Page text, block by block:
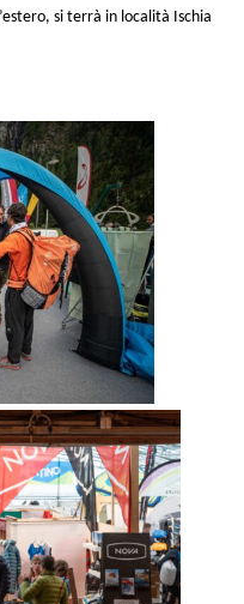
si terrà in località Ischia